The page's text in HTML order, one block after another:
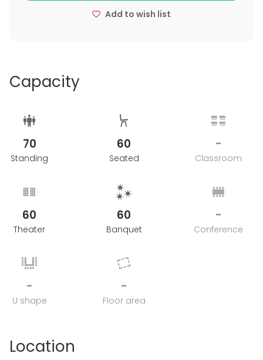
Add to wish list
Capacity
70
Standing
60
Seated
-
Classroom
60
Theater
60
Banquet
-
Conference
-
U shape
-
Floor area
Location